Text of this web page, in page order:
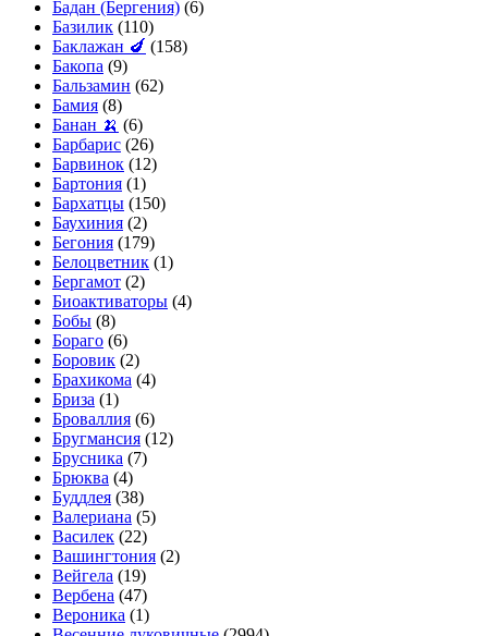
Бадан (Бергения) (6)
Базилик (110)
Баклажан 🍆 (158)
Бакопа (9)
Бальзамин (62)
Бамия (8)
Банан 🍌 (6)
Барбарис (26)
Барвинок (12)
Бартония (1)
Бархатцы (150)
Баухиния (2)
Бегония (179)
Белоцветник (1)
Бергамот (2)
Биоактиваторы (4)
Бобы (8)
Бораго (6)
Боровик (2)
Брахикома (4)
Бриза (1)
Броваллия (6)
Бругмансия (12)
Брусника (7)
Брюква (4)
Буддлея (38)
Валериана (5)
Василек (22)
Вашингтония (2)
Вейгела (19)
Вербена (47)
Вероника (1)